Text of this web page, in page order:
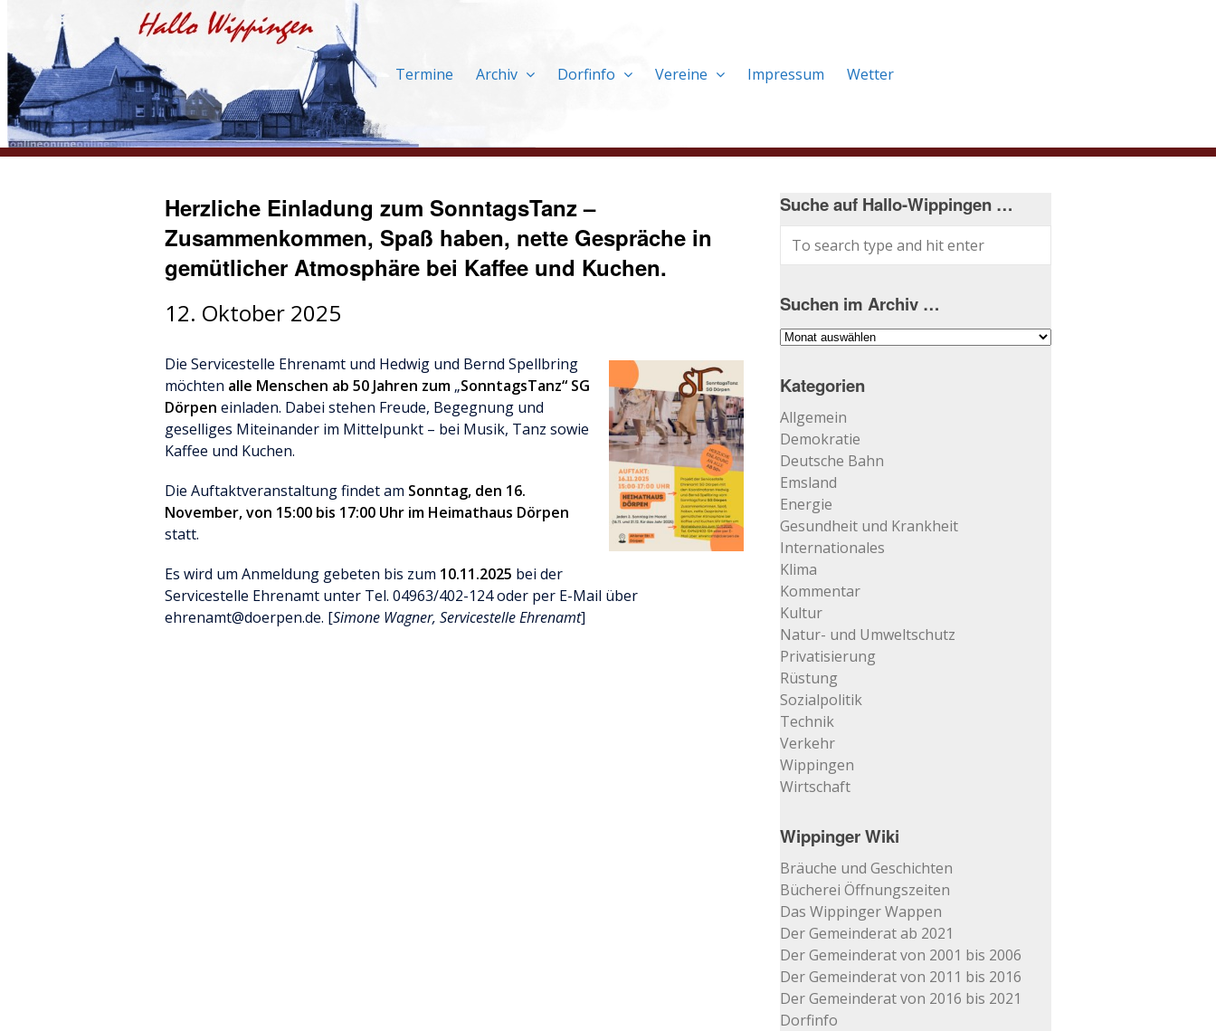
Termine Archiv Dorfinfo Vereine Impressum Wetter
Herzliche Einladung zum SonntagsTanz –
Zusammenkommen, Spaß haben, nette Gespräche in
gemütlicher Atmosphäre bei Kaffee und Kuchen.
12. Oktober 2025
Die Servicestelle Ehrenamt und Hedwig und Bernd Spellbring
möchten alle Menschen ab 50 Jahren zum „SonntagsTanz“ SG
Dörpen einladen. Dabei stehen Freude, Begegnung und
geselliges Miteinander im Mittelpunkt – bei Musik, Tanz sowie
Kaffee und Kuchen.
Die Auftaktveranstaltung findet am Sonntag, den 16.
November, von 15:00 bis 17:00 Uhr im Heimathaus Dörpen
statt.
Es wird um Anmeldung gebeten bis zum 10.11.2025 bei der
Servicestelle Ehrenamt unter Tel. 04963/402-124 oder per E-Mail über
ehrenamt@doerpen.de. [Simone Wagner, Servicestelle Ehrenamt]
Suche auf Hallo-Wippingen …
Suchen im Archiv …
Suchen
Archiv
Kategorien
Allgemein
Demokratie
Deutsche Bahn
Emsland
Energie
Gesundheit und Krankheit
Internationales
Klima
Kommentar
Kultur
Natur- und Umweltschutz
Privatisierung
Rüstung
Sozialpolitik
Technik
Verkehr
Wippingen
Wirtschaft
Wippinger Wiki
Bräuche und Geschichten
Bücherei Öffnungszeiten
Das Wippinger Wappen
Der Gemeinderat ab 2021
Der Gemeinderat von 2001 bis 2006
Der Gemeinderat von 2011 bis 2016
Der Gemeinderat von 2016 bis 2021
Dorfinfo